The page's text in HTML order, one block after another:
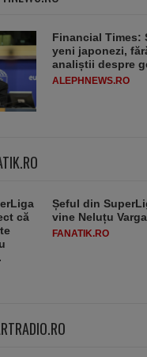
Financial Times:
yeni japonezi,
analiștii despre
ALEPHNEWS.RO
Șeful din
vine Neluțu
FANATIK.RO